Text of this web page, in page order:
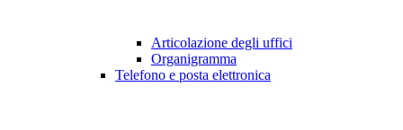
Articolazione degli uffici
Organigramma
Telefono e posta elettronica